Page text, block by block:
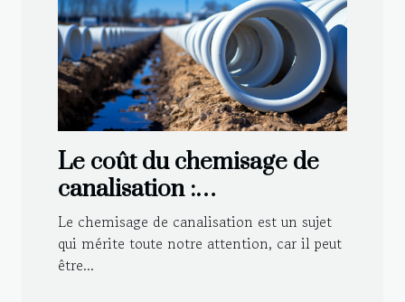
Le coût du chemisage de
canalisation :
investissement ou dépense
?
Le chemisage de canalisation est un sujet
qui mérite toute notre attention, car il peut
être...